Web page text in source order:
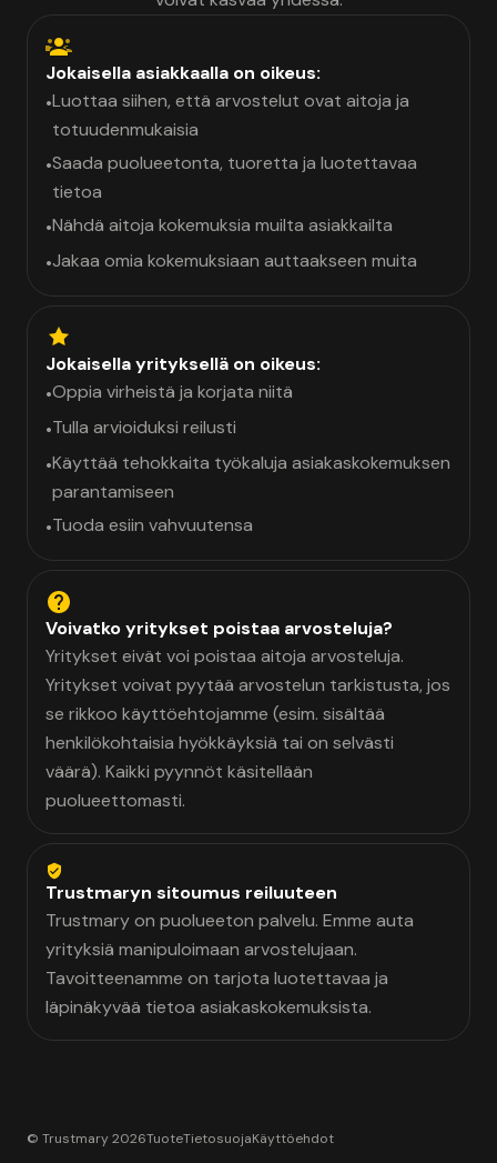
Jokaisella asiakkaalla on oikeus:
•Luottaa siihen, että arvostelut ovat aitoja ja
totuudenmukaisia
•Saada puolueetonta, tuoretta ja luotettavaa
tietoa
•Nähdä aitoja kokemuksia muilta asiakkailta
•Jakaa omia kokemuksiaan auttaakseen muita
Jokaisella yrityksellä on oikeus:
•Oppia virheistä ja korjata niitä
•Tulla arvioiduksi reilusti
•Käyttää tehokkaita työkaluja asiakaskokemuksen
parantamiseen
•Tuoda esiin vahvuutensa
Voivatko yritykset poistaa arvosteluja?
Yritykset eivät voi poistaa aitoja arvosteluja.
Yritykset voivat pyytää arvostelun tarkistusta, jos
se rikkoo käyttöehtojamme (esim. sisältää
henkilökohtaisia hyökkäyksiä tai on selvästi
väärä). Kaikki pyynnöt käsitellään
puolueettomasti.
Trustmaryn sitoumus reiluuteen
Trustmary on puolueeton palvelu. Emme auta
yrityksiä manipuloimaan arvostelujaan.
Tavoitteenamme on tarjota luotettavaa ja
läpinäkyvää tietoa asiakaskokemuksista.
© Trustmary 2026TuoteTietosuojaKäyttöehdot